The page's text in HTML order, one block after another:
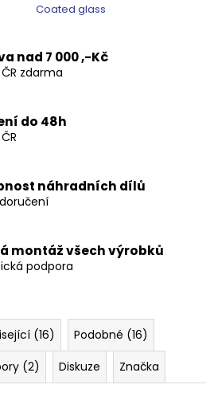
Coated glass
nad 7 000 ,-Kč
zdarma
do 48h
náhradních dílů
montáž všech výrobků
podpora
(16)
Podobné (16)
(2)
Diskuze Značka